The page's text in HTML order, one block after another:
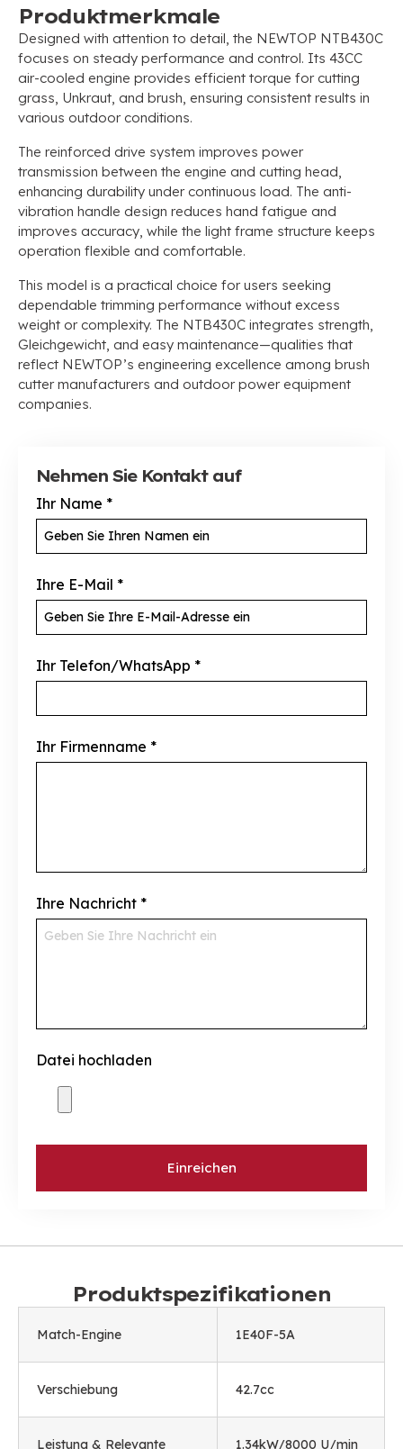
Produktmerkmale
Designed with attention to detail, the NEWTOP NTB430C
focuses on steady performance and control. Its 43CC
air-cooled engine provides efficient torque for cutting
grass, Unkraut, and brush, ensuring consistent results in
various outdoor conditions.
The reinforced drive system improves power
transmission between the engine and cutting head,
enhancing durability under continuous load. The anti-
vibration handle design reduces hand fatigue and
improves accuracy, while the light frame structure keeps
operation flexible and comfortable.
This model is a practical choice for users seeking
dependable trimming performance without excess
weight or complexity. The NTB430C integrates strength,
Gleichgewicht, and easy maintenance—qualities that
reflect NEWTOP’s engineering excellence among brush
cutter manufacturers and outdoor power equipment
companies.
Nehmen Sie Kontakt auf
Ihr Name *
Ihre E-Mail *
Ihr Telefon/WhatsApp *
Ihr Firmenname *
Ihre Nachricht *
Datei hochladen
Einreichen
Produktspezifikationen
Match-Engine 1E40F-5A
Verschiebung 42.7cc
Leistung & Relevante
1.34kW/8000 U/min